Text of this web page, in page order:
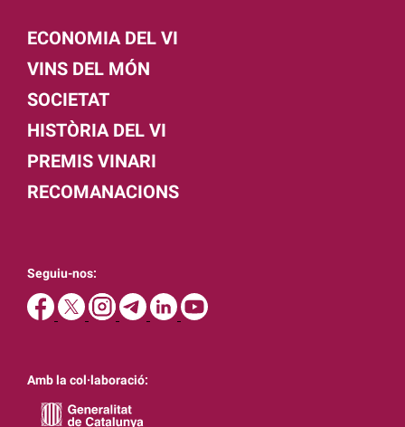
ECONOMIA DEL VI
VINS DEL MÓN
SOCIETAT
HISTÒRIA DEL VI
PREMIS VINARI
RECOMANACIONS
Seguiu-nos:
Amb la col·laboració: